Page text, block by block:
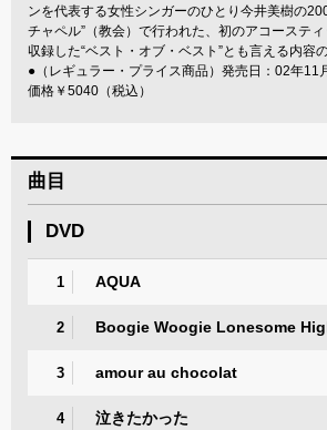
ンを代表する女性シンガーのひとり今井美樹の
チャペル”（教会）で行われた、初のアコーステ
収録した“ベスト・オブ・ベスト”とも言える内容
●（レギュラー・プライス商品）発売日：02年11
価格￥5040（税込）
曲目
DVD
1 AQUA
2 Boogie Woogie Lonesome
3 amour au chocolat
4 泣きたかった